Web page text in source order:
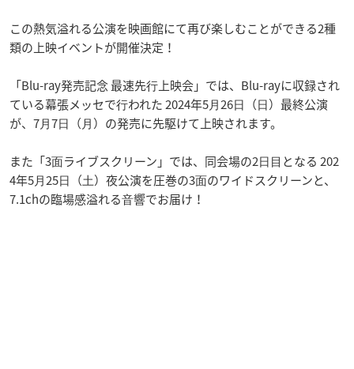
この熱気溢れる公演を映画館にて再び楽しむことができる2種
類の上映イベントが開催決定！
「Blu-ray発売記念 最速先⾏上映会」では、Blu-rayに収録され
ている幕張メッセで⾏われた 2024年5⽉26⽇（⽇）最終公演
が、7⽉7⽇（⽉）の発売に先駆けて上映されます。
また「3⾯ライブスクリーン」では、同会場の2⽇⽬となる 202
4年5⽉25⽇（⼟）夜公演を圧巻の3⾯のワイドスクリーンと、
7.1chの臨場感溢れる⾳響でお届け！